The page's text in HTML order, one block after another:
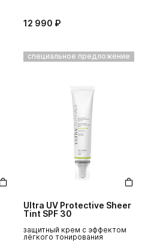
12 990 ₽
специальное предложение
Ultra UV Protective Sheer
Tint SPF 30
защитный крем с эффектом
лёгкого тонирования